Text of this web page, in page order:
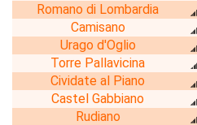
Romano di Lombardia
Camisano
Urago d'Oglio
Torre Pallavicina
Cividate al Piano
Castel Gabbiano
Rudiano